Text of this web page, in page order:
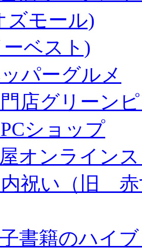
ズモール)
ーベスト)
パーグルメ
店グリーン
ショップ
オンライン
祝い（旧 赤
書籍のハイ